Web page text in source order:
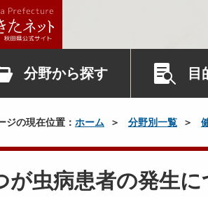
分野から探す 目
ジの現在位置： ホーム 分野別一覧
が虫病患者の発生に